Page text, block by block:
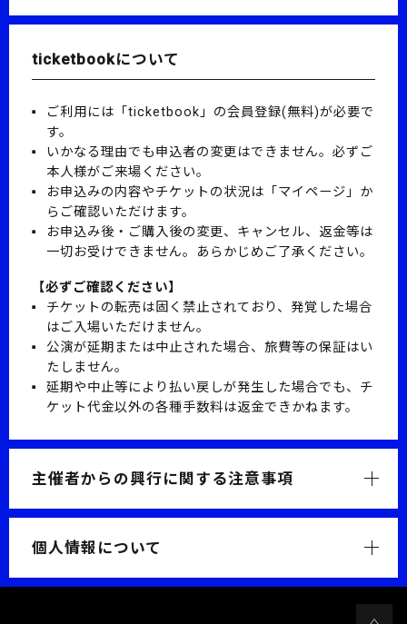
ticketbookについて
ご利用には「ticketbook」の会員登録(無料)が必要で
す。
いかなる理由でも申込者の変更はできません。必ずご
本人様がご来場ください。
お申込みの内容やチケットの状況は「マイページ」か
らご確認いただけます。
お申込み後・ご購入後の変更、キャンセル、返金等は
一切お受けできません。あらかじめご了承ください。
【必ずご確認ください】
チケットの転売は固く禁止されており、発覚した場合
はご入場いただけません。
公演が延期または中止された場合、旅費等の保証はい
たしません。
延期や中止等により払い戻しが発生した場合でも、チ
ケット代金以外の各種手数料は返金できかねます。
主催者からの興行に関する注意事項
個人情報について